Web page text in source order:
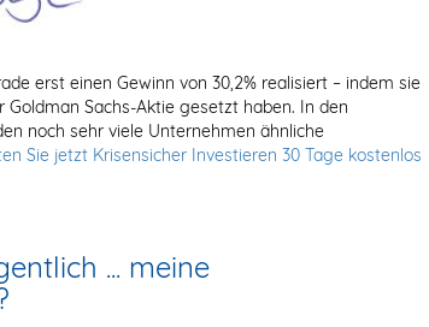
erst einen Gewinn von 30,2% realisiert – indem sie
Sachs-Aktie gesetzt haben. In den
noch sehr viele Unternehmen ähnliche
Sie jetzt Krisensicher Investieren 30 Tage kostenlos
... meine